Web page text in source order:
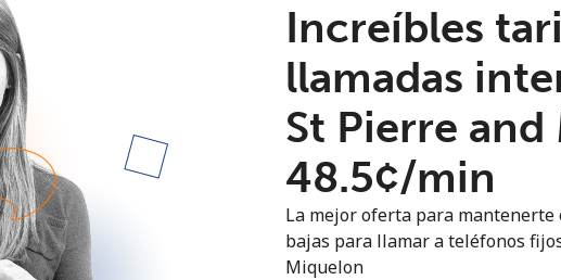
¿Ya tienes una cuenta? Inicia sesión →
Regístrate con
Increíbles
llamadas
St Pierre
⁦48.5¢⁩/min
La mejor oferta para
bajas para llamar a teléfonos
Miquelon